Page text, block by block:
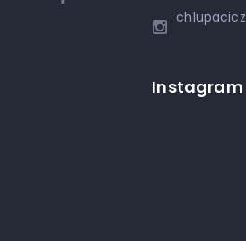
chlupacicz
Instagram